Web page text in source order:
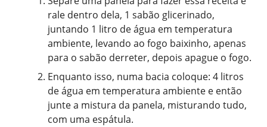
rale dentro dela, 1 sabão glicerinado,
juntando 1 litro de água em temperatura
ambiente, levando ao fogo baixinho, apenas
para o sabão derreter, depois apague o fogo.
Enquanto isso, numa bacia coloque: 4 litros
de água em temperatura ambiente e então
junte a mistura da panela, misturando tudo,
com uma espátula.